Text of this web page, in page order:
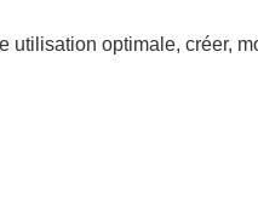
optimale, créer,